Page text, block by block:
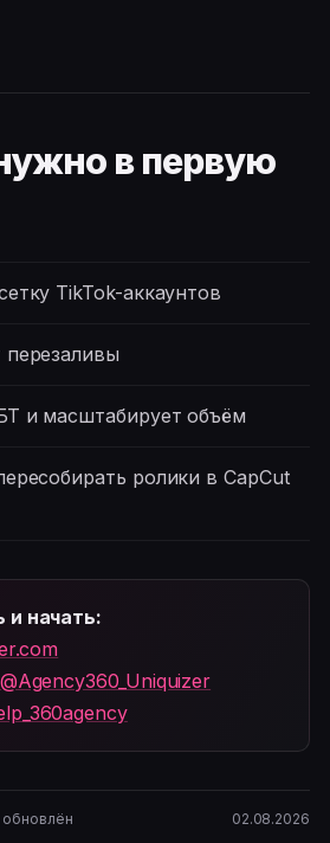
в первую
TikTok-аккаунтов
перезаливы
и масштабирует объём
ролики в CapCut
и начать:
@Agency360_Uniquizer
02.08.2026